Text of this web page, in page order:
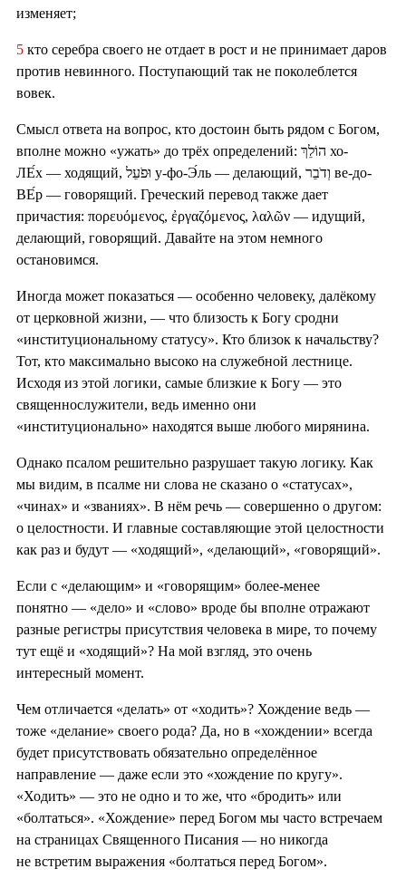
изменяет;
5 кто серебра своего не отдает в рост и не принимает даров
против невинного. Поступающий так не поколеблется
вовек.
Смысл ответа на вопрос, кто достоин быть рядом с Богом,
вполне можно «ужать» до трёх определений: הוֹלֵךְ хо-
ЛЕ́х — ходящий, וּפֹעֵל у-фо-Э́ль — делающий, וְדֹבֵר ве-до-
ВЕ́р — говорящий. Греческий перевод также дает
причастия: πορευόμενος, ἐργαζόμενος, λαλῶν — идущий,
делающий, говорящий. Давайте на этом немного
остановимся.
Иногда может показаться — особенно человеку, далёкому
от церковной жизни, — что близость к Богу сродни
«институциональному статусу». Кто близок к начальству?
Тот, кто максимально высоко на служебной лестнице.
Исходя из этой логики, самые близкие к Богу — это
священнослужители, ведь именно они
«институционально» находятся выше любого мирянина.
Однако псалом решительно разрушает такую логику. Как
мы видим, в псалме ни слова не сказано о «статусах»,
«чинах» и «званиях». В нём речь — совершенно о другом:
о целостности. И главные составляющие этой целостности
как раз и будут — «ходящий», «делающий», «говорящий».
Если с «делающим» и «говорящим» более-менее
понятно — «дело» и «слово» вроде бы вполне отражают
разные регистры присутствия человека в мире, то почему
тут ещё и «ходящий»? На мой взгляд, это очень
интересный момент.
Чем отличается «делать» от «ходить»? Хождение ведь —
тоже «делание» своего рода? Да, но в «хождении» всегда
будет присутствовать обязательно определённое
направление — даже если это «хождение по кругу».
«Ходить» — это не одно и то же, что «бродить» или
«болтаться». «Хождение» перед Богом мы часто встречаем
на страницах Священного Писания — но никогда
не встретим выражения «болтаться перед Богом».